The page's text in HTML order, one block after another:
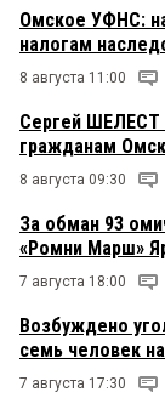
Омское УФНС:
налогам
8 августа 11:00
Сергей ШЕЛЕСТ
гражданам
8 августа 09:30
За обман 93
«Ромни Марш»
7 августа 18:00
Возбуждено
семь человек
7 августа 17:30